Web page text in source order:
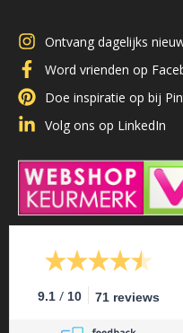
Ontvang dagelijks
Word vrienden op
Doe inspiratie op bij
Volg ons op LinkedIn
9.1 / 10 71 reviews